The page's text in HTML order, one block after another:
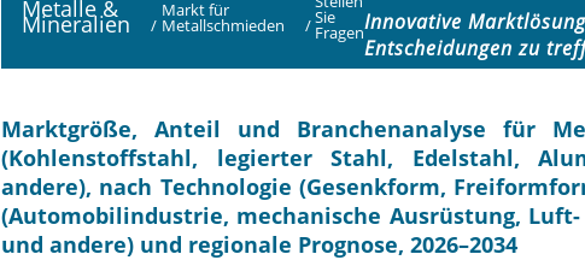
Metalle &
Mineralien /
Markt für
Metallschmieden / Sie
FragenInnovative
Entscheidungen zu
Marktgröße, Anteil und Branchenanalyse für
(Kohlenstoffstahl, legierter Stahl, Edelstahl,
andere), nach Technologie (Gesenkform,
(Automobilindustrie, mechanische Ausrüstung,
und andere) und regionale Prognose, 2026–2034